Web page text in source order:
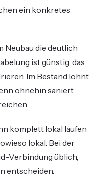
ein konkretes
Neubau die deutlich
ist günstig, das
Im Bestand lohnt
ohnehin saniert
komplett lokal laufen
lokal. Bei der
Verbindung üblich,
entscheiden.